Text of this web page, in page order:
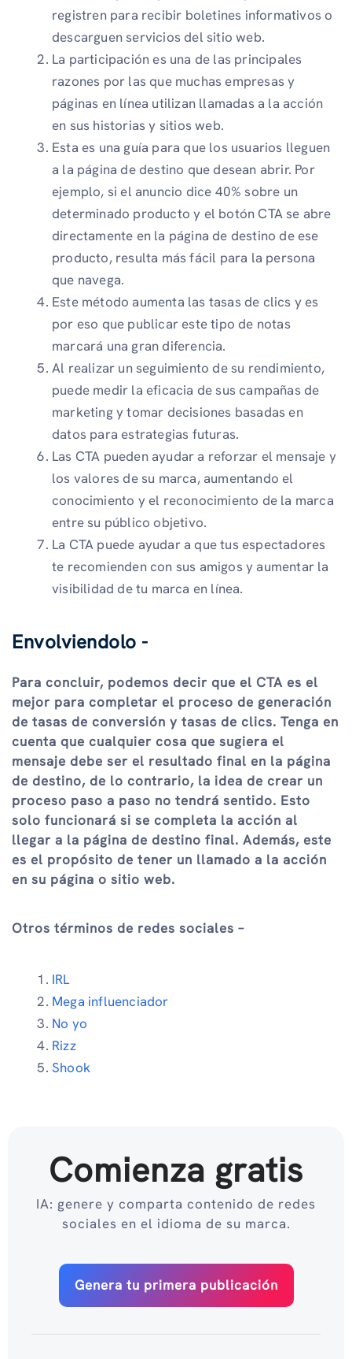
registren para recibir boletines informativos o
descarguen servicios del sitio web.
La participación es una de las principales
razones por las que muchas empresas y
páginas en línea utilizan llamadas a la acción
en sus historias y sitios web.
Esta es una guía para que los usuarios lleguen
a la página de destino que desean abrir. Por
ejemplo, si el anuncio dice 40% sobre un
determinado producto y el botón CTA se abre
directamente en la página de destino de ese
producto, resulta más fácil para la persona
que navega.
Este método aumenta las tasas de clics y es
por eso que publicar este tipo de notas
marcará una gran diferencia.
Al realizar un seguimiento de su rendimiento,
puede medir la eficacia de sus campañas de
marketing y tomar decisiones basadas en
datos para estrategias futuras.
Las CTA pueden ayudar a reforzar el mensaje y
los valores de su marca, aumentando el
conocimiento y el reconocimiento de la marca
entre su público objetivo.
La CTA puede ayudar a que tus espectadores
te recomienden con sus amigos y aumentar la
visibilidad de tu marca en línea.
Envolviendolo -
Para concluir, podemos decir que el CTA es el
mejor para completar el proceso de generación
de tasas de conversión y tasas de clics. Tenga en
cuenta que cualquier cosa que sugiera el
mensaje debe ser el resultado final en la página
de destino, de lo contrario, la idea de crear un
proceso paso a paso no tendrá sentido. Esto
solo funcionará si se completa la acción al
llegar a la página de destino final. Además, este
es el propósito de tener un llamado a la acción
en su página o sitio web.
Otros términos de redes sociales –
IRL
Mega influenciador
No yo
Rizz
Shook
Comienza gratis
IA: genere y comparta contenido de redes
sociales en el idioma de su marca.
Genera tu primera publicación